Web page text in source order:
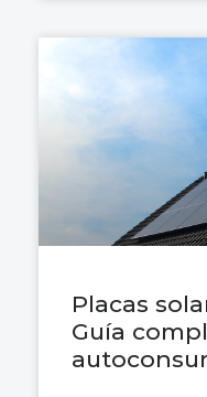
Placas
Guía